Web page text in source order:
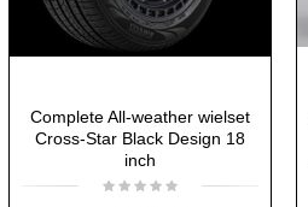
Complete All-weather wielset
Cross-Star Black Design 18
inch